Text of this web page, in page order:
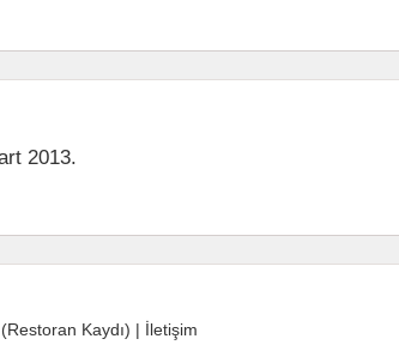
2013.
Kaydı) | İletişim